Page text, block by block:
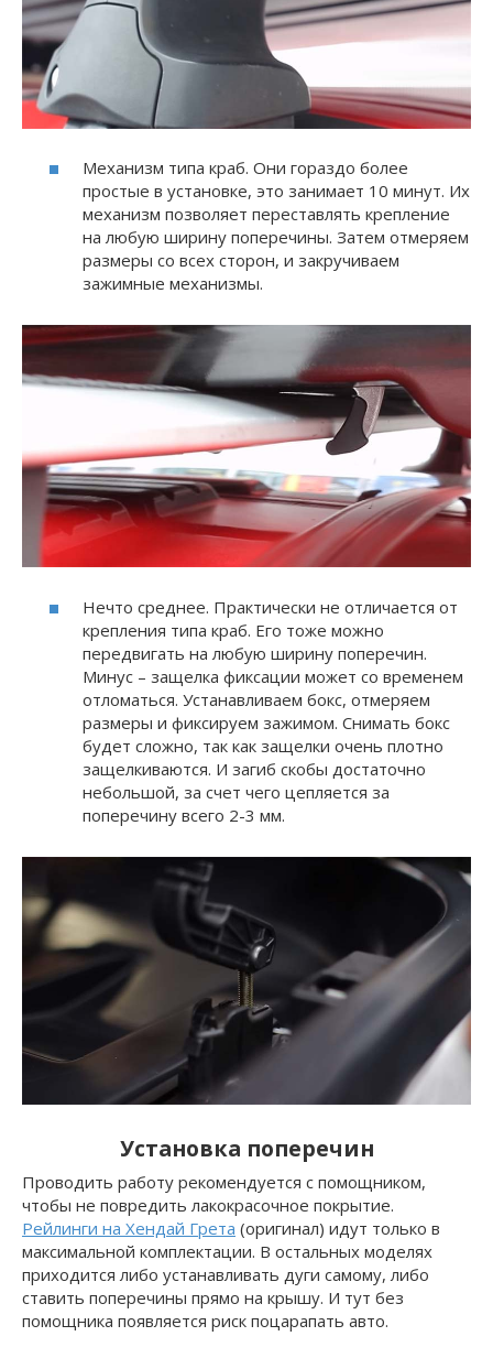
Механизм типа краб. Они гораздо более
простые в установке, это занимает 10 минут. Их
механизм позволяет переставлять крепление
на любую ширину поперечины. Затем отмеряем
размеры со всех сторон, и закручиваем
зажимные механизмы.
Нечто среднее. Практически не отличается от
крепления типа краб. Его тоже можно
передвигать на любую ширину поперечин.
Минус – защелка фиксации может со временем
отломаться. Устанавливаем бокс, отмеряем
размеры и фиксируем зажимом. Снимать бокс
будет сложно, так как защелки очень плотно
защелкиваются. И загиб скобы достаточно
небольшой, за счет чего цепляется за
поперечину всего 2-3 мм.
Установка поперечин
Проводить работу рекомендуется с помощником,
чтобы не повредить лакокрасочное покрытие.
Рейлинги на Хендай Грета (оригинал) идут только в
максимальной комплектации. В остальных моделях
приходится либо устанавливать дуги самому, либо
ставить поперечины прямо на крышу. И тут без
помощника появляется риск поцарапать авто.